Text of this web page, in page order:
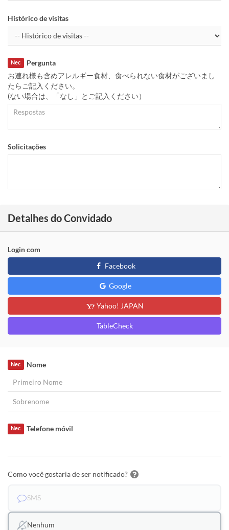
Histórico de visitas
Pergunta
Nec
お連れ様も含めアレルギー食材、食べられない食材がございまし
たらご記入ください。
(ない場合は、「なし」とご記入ください）
Solicitações
Detalhes do Convidado
Login com
Facebook
Google
Yahoo! JAPAN
TableCheck
Nome
Nec
Telefone móvil
Nec
Como você gostaria de ser notificado?
SMS
Nenhum